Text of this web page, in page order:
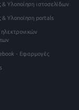
& Υλοποίηση ιστοσελίδων
& Υλοποίηση portals
- Εφαρμογές